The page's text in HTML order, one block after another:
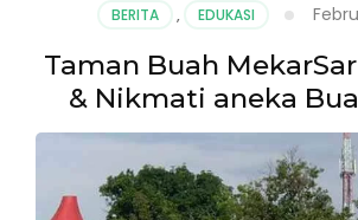
BERITA , EDUKASI
Taman Buah
& Nikmati aneka